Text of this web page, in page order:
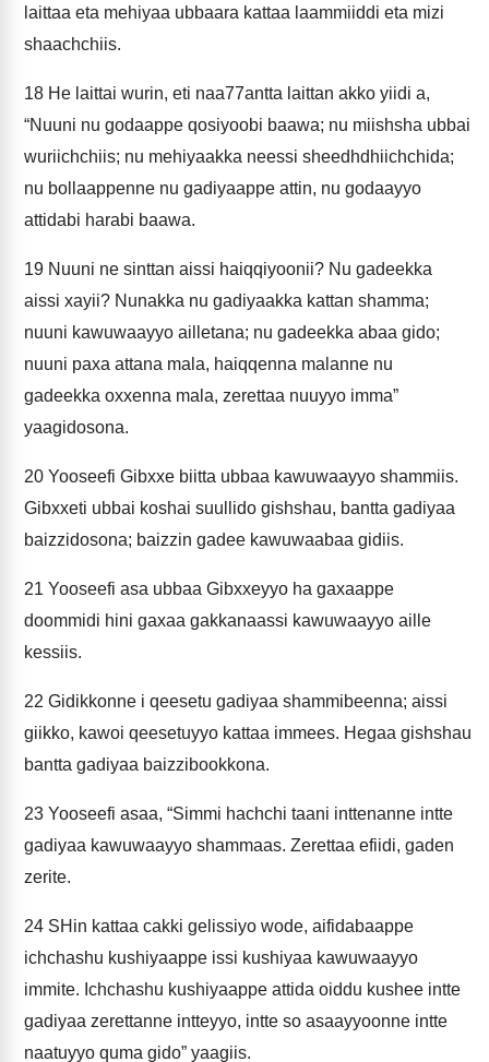
laittaa eta mehiyaa ubbaara kattaa laammiiddi eta mizi
shaachchiis.
18 He laittai wurin, eti naa77antta laittan akko yiidi a,
“Nuuni nu godaappe qosiyoobi baawa; nu miishsha ubbai
wuriichchiis; nu mehiyaakka neessi sheedhdhiichchida;
nu bollaappenne nu gadiyaappe attin, nu godaayyo
attidabi harabi baawa.
19 Nuuni ne sinttan aissi haiqqiyoonii? Nu gadeekka
aissi xayii? Nunakka nu gadiyaakka kattan shamma;
nuuni kawuwaayyo ailletana; nu gadeekka abaa gido;
nuuni paxa attana mala, haiqqenna malanne nu
gadeekka oxxenna mala, zerettaa nuuyyo imma”
yaagidosona.
20 Yooseefi Gibxxe biitta ubbaa kawuwaayyo shammiis.
Gibxxeti ubbai koshai suullido gishshau, bantta gadiyaa
baizzidosona; baizzin gadee kawuwaabaa gidiis.
21 Yooseefi asa ubbaa Gibxxeyyo ha gaxaappe
doommidi hini gaxaa gakkanaassi kawuwaayyo aille
kessiis.
22 Gidikkonne i qeesetu gadiyaa shammibeenna; aissi
giikko, kawoi qeesetuyyo kattaa immees. Hegaa gishshau
bantta gadiyaa baizzibookkona.
23 Yooseefi asaa, “Simmi hachchi taani inttenanne intte
gadiyaa kawuwaayyo shammaas. Zerettaa efiidi, gaden
zerite.
24 SHin kattaa cakki gelissiyo wode, aifidabaappe
ichchashu kushiyaappe issi kushiyaa kawuwaayyo
immite. Ichchashu kushiyaappe attida oiddu kushee intte
gadiyaa zerettanne intteyyo, intte so asaayyoonne intte
naatuyyo quma gido” yaagiis.